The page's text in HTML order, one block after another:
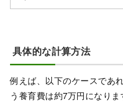
具体的な計算方法
例えば、以下のケースであ
う養育費は約7万円になりま